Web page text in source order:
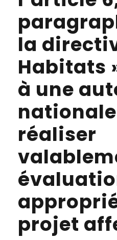
la
Habitats
à une
réaliser
projet